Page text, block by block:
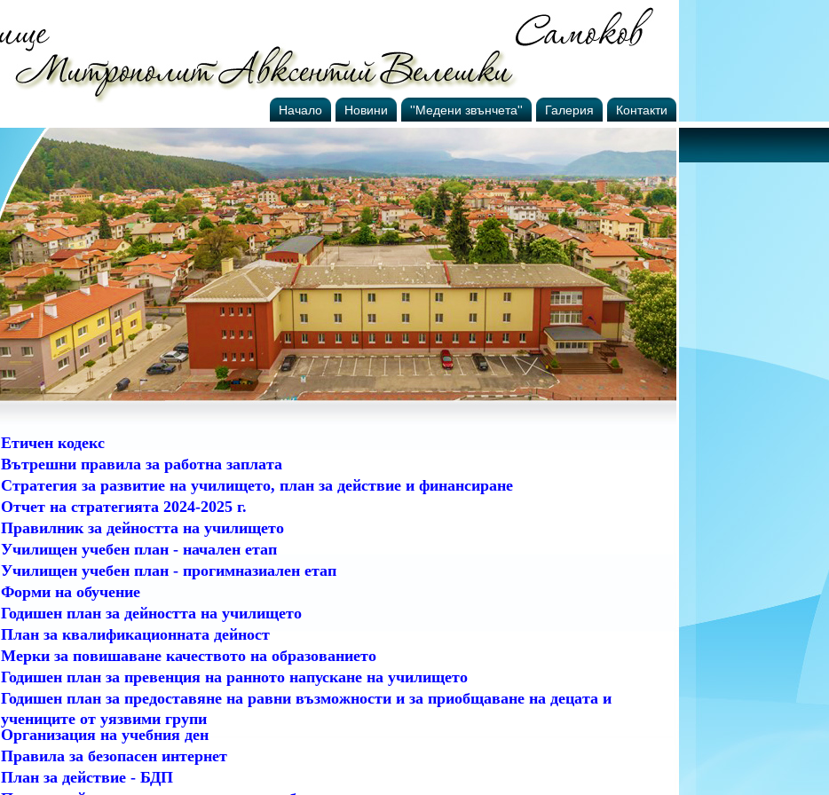
Контакти
Галерия
''Медени звънчета''
Новини
Начало
Етичен кодекс
Вътрешни правила за работна заплата
Стратегия за развитие на училището, план за действие и финансиране
Отчет на стратегията 2024-2025 г.
Правилник за дейността на училището
Училищен учебен план - начален етап
Училищен учебен план - прогимназиален етап
Форми на обучение
Годишен план за дейността на училището
План за квалификационната дейност
Мерки за повишаване качеството на образованието
Годишен план за превенция на ранното напускане на училището
Годишен план за предоставяне на равни възможности и за приобщаване на децата и
учениците от уязвими групи
Организация на учебния ден
Правила за безопасен интернет
План за действие - БДП